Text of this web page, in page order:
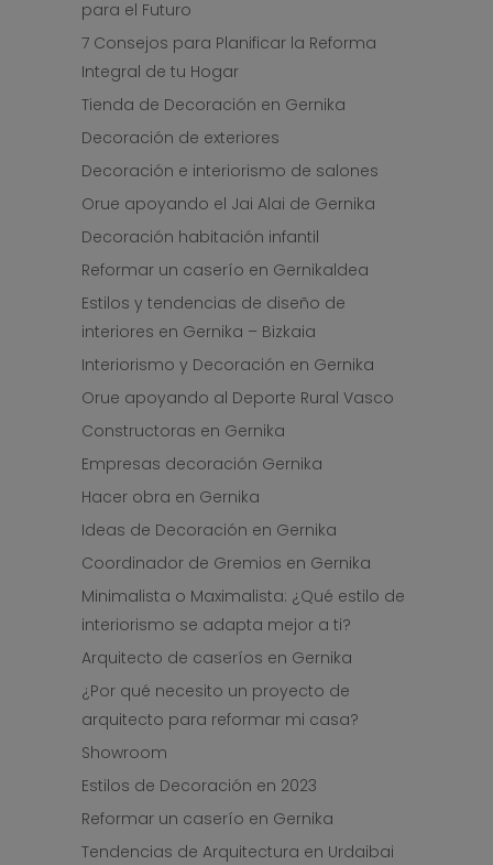
para el Futuro
7 Consejos para Planificar la Reforma
Integral de tu Hogar
Tienda de Decoración en Gernika
Decoración de exteriores
Decoración e interiorismo de salones
Orue apoyando el Jai Alai de Gernika
Decoración habitación infantil
Reformar un caserío en Gernikaldea
Estilos y tendencias de diseño de
interiores en Gernika – Bizkaia
Interiorismo y Decoración en Gernika
Orue apoyando al Deporte Rural Vasco
Constructoras en Gernika
Empresas decoración Gernika
Hacer obra en Gernika
Ideas de Decoración en Gernika
Coordinador de Gremios en Gernika
Minimalista o Maximalista: ¿Qué estilo de
interiorismo se adapta mejor a ti?
Arquitecto de caseríos en Gernika
¿Por qué necesito un proyecto de
arquitecto para reformar mi casa?
Showroom
Estilos de Decoración en 2023
Reformar un caserío en Gernika
Tendencias de Arquitectura en Urdaibai